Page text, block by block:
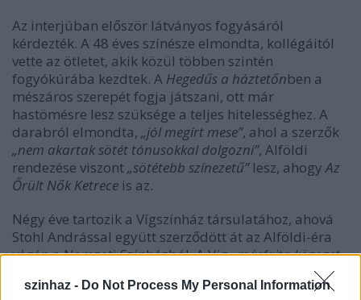
szinhaz - Do Not Process My Personal Information
Az interjúban először látványos fogyásáról
kérdezték. A 48 éves színésze elmondta, kollégáitól
vette az ötletet, akik közül többen szintén
fogyókúrába kezdtek. A Hegedűs a háztetőnben a
mészáros szerepét fogja játszani, ott már
hastömésre lesz szüksége a teljes hitelességhez. A
darabról elmondta, „jól megírt mese”, ahol a szerzők
„nem akartak sötét tónusokkal dolgozni”, Alföldi
rendezése viszont„sötétebb színezetű”lesz, ahogyAz
Őrült Nők Ketrece is az.
Négy éve tartozik a Vígszínház társulatához, ahová
Stohl Andrással együtt szerződött át az Alföldi-éra
végén a Nemzeti Színházból. A Víg„másfajta közeget,
jelent, mint a Nemzetiben
megszokott, de – szemben a Stohl távozásakor